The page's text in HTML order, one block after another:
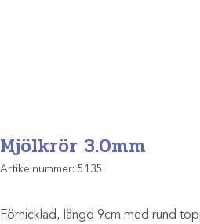
Mjölkrör 3.0mm
Artikelnummer: 5135
Förnicklad, längd 9cm med rund